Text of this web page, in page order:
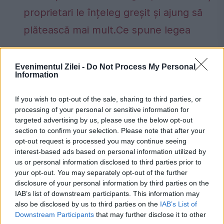
Evenimentul Zilei - Do Not Process My Personal
Information
If you wish to opt-out of the sale, sharing to third parties, or
processing of your personal or sensitive information for
targeted advertising by us, please use the below opt-out
section to confirm your selection. Please note that after your
opt-out request is processed you may continue seeing
interest-based ads based on personal information utilized by
us or personal information disclosed to third parties prior to
your opt-out. You may separately opt-out of the further
disclosure of your personal information by third parties on the
IAB’s list of downstream participants. This information may
also be disclosed by us to third parties on the IAB’s List of
Downstream Participants that may further disclose it to other
proprietari le înțeleg greșit și ajung să
plătească mai mult.Ce spune legea
teroristi vas croaziera